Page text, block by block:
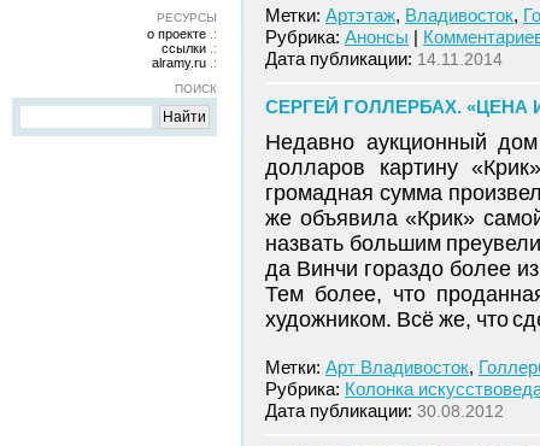
РЕСУРСЫ
о проекте
ссылки
alramy.ru
ПОИСК
Метки: Артэтаж, Владивосток,
Рубрика: Анонсы |
Дата публикации: 14.11.2014
СЕРГЕЙ ГОЛЛЕРБАХ. «ЦЕНА
Недавно аукционный
долларов картину
громадная сумма
же объявила «Крик»
назвать большим
да Винчи гораздо более
Тем более, что
художником. Всё же, что
Метки: Арт Владивосток,
Рубрика: Колонка
Дата публикации: 30.08.2012